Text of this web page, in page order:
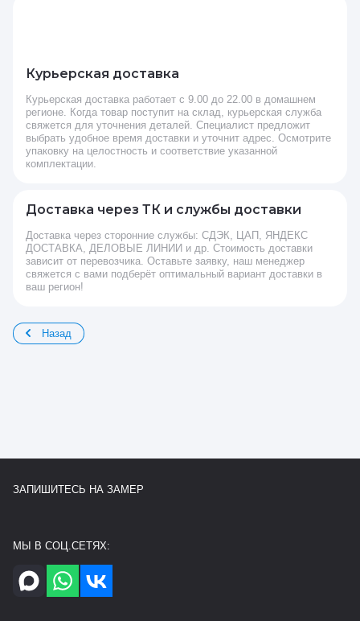
Курьерская доставка
Курьерская доставка работает с 9.00 до 22.00 в домашнем
регионе. Когда товар поступит на склад, курьерская служба
свяжется для уточнения деталей. Специалист предложит
выбрать удобное время доставки и уточнит адрес. Осмотрите
упаковку на целостность и соответствие указанной
комплектации.
Доставка через ТК и службы доставки
Доставка через сторонние службы: СДЭК, ЦАП, ЯНДЕКС
ДОСТАВКА, ДЕЛОВЫЕ ЛИНИИ и др. Стоимость доставки
зависит от перевозчика. Оставьте заявку, наш менеджер
свяжется с вами подберёт оптимальный вариант доставки в
ваш регион!
Назад
ЗАПИШИТЕСЬ НА ЗАМЕР
МЫ В СОЦ.СЕТЯХ: